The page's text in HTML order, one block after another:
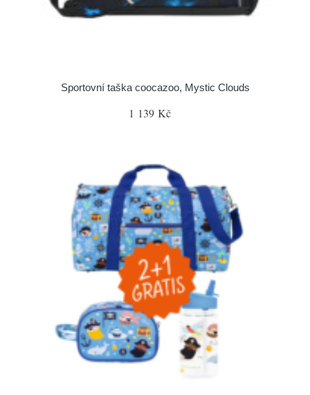
Sportovní taška coocazoo, Mystic Clouds
1 139 Kč